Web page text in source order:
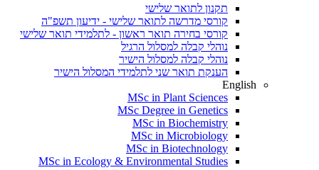
תקנון לתואר שלישי
קורסי מדרשה לתואר שלישי - ידיעון תשפ"ה
קורסי בחירה תואר ראשון - לתלמידי תואר שלישי
נוהלי קבלה למסלול הרגיל
נוהלי קבלה למסלול הישיר
הענקת תואר שני לתלמידי המסלול הישיר
English
MSc in Plant Sciences
MSc Degree in Genetics
MSc in Biochemistry
MSc in Microbiology
MSc in Biotechnology
MSc in Ecology & Environmental Studies